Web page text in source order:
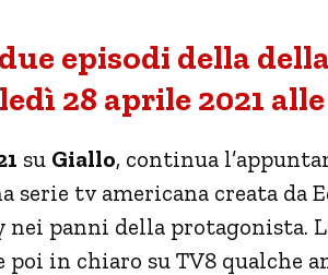
episodi della
28 aprile 2021 alle
su Giallo, continua
serie tv americana creata da
panni della protagonista.
in chiaro su TV8 qualche